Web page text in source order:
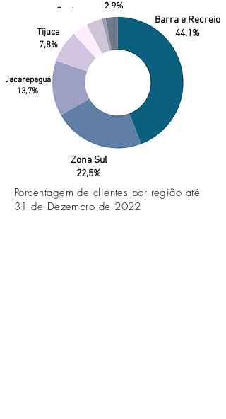
2,9%
Centro
Barra e Recreio
44,1%
Tijuca
7,8%
Jacarepaguá
13,7%
Zona Sul
22,5%
Porcentagem de clientes por região até
31 de Dezembro de 2022